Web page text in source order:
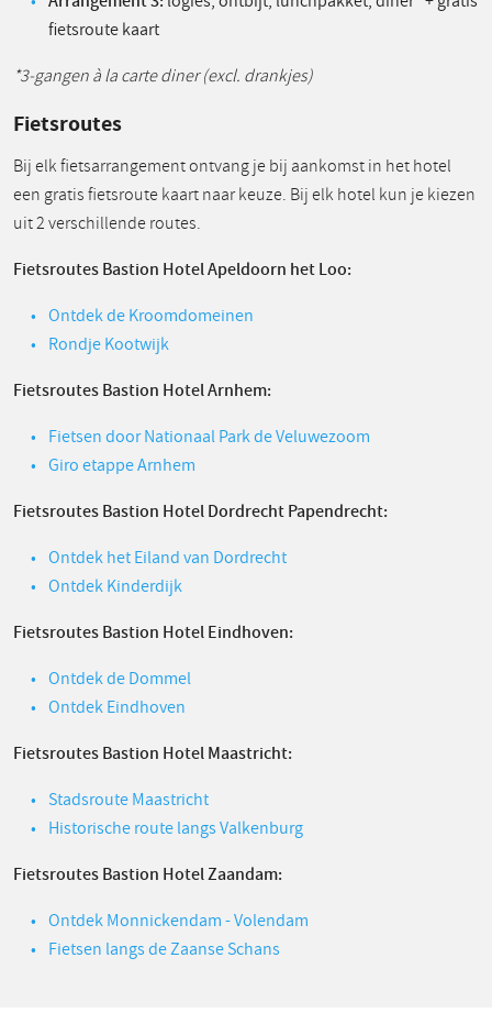
fietsroute kaart
*3-gangen à la carte diner (excl. drankjes)
Fietsroutes
Bij elk fietsarrangement ontvang je bij aankomst in het hotel
een gratis fietsroute kaart naar keuze. Bij elk hotel kun je kiezen
uit 2 verschillende routes.
Fietsroutes Bastion Hotel Apeldoorn het Loo:
Ontdek de Kroomdomeinen
Rondje Kootwijk
Fietsroutes Bastion Hotel Arnhem:
Fietsen door Nationaal Park de Veluwezoom
Giro etappe Arnhem
Fietsroutes Bastion Hotel Dordrecht Papendrecht:
Ontdek het Eiland van Dordrecht
Ontdek Kinderdijk
Fietsroutes Bastion Hotel Eindhoven:
Ontdek de Dommel
Ontdek Eindhoven
Fietsroutes Bastion Hotel Maastricht:
Stadsroute Maastricht
Historische route langs Valkenburg
Fietsroutes Bastion Hotel Zaandam:
Ontdek Monnickendam - Volendam
Fietsen langs de Zaanse Schans